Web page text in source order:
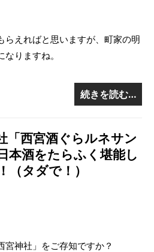
らえればと思いますが、町家の明
りますね。
続きを読む…
「西宮酒ぐらルネサン
本酒をたらふく堪能し
（タダで！）
神社」をご存知ですか？